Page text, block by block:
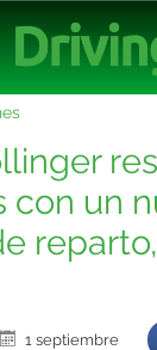
con un
1 septiembre